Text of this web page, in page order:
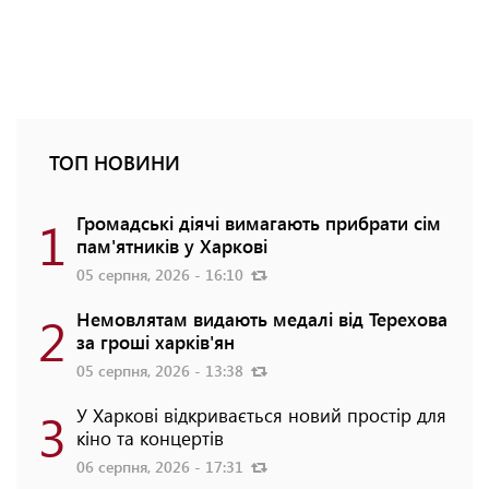
ТОП НОВИНИ
1 Громадські діячі вимагають прибрати сім
пам'ятників у Харкові
05 серпня, 2026 - 16:10
2 Немовлятам видають медалі від Терехова
за гроші харків'ян
05 серпня, 2026 - 13:38
3 У Харкові відкривається новий простір для
кіно та концертів
06 серпня, 2026 - 17:31